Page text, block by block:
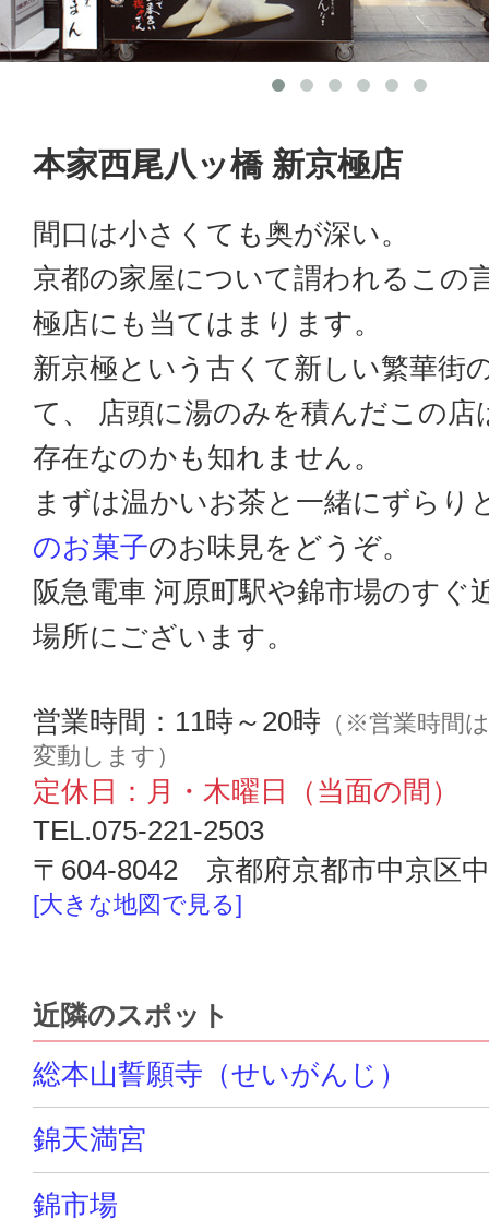
本家西尾八ッ橋 新京極店
間口は小さくても奥が深い。
京都の家屋について謂われるこの
極店にも当てはまります。
新京極という古くて新しい繁華街
て、 店頭に湯のみを積んだこの店
存在なのかも知れません。
まずは温かいお茶と一緒にずらり
のお菓子のお味見をどうぞ。
阪急電車 河原町駅や錦市場のすぐ
場所にございます。
営業時間：11時～20時 （※営業時間
変動します）
定休日：月・木曜日（当面の間）
TEL.075-221-2503
〒604-8042 京都府京都市中京区
[大きな地図で見る]
近隣のスポット
総本山誓願寺（せいがんじ）
錦天満宮
錦市場